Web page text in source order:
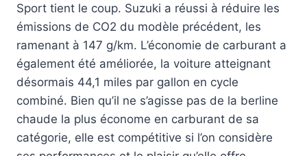
Sport tient le coup. Suzuki a réussi à réduire les
émissions de CO2 du modèle précédent, les
ramenant à 147 g/km. L’économie de carburant a
également été améliorée, la voiture atteignant
désormais 44,1 miles par gallon en cycle
combiné. Bien qu’il ne s’agisse pas de la berline
chaude la plus économe en carburant de sa
catégorie, elle est compétitive si l’on considère